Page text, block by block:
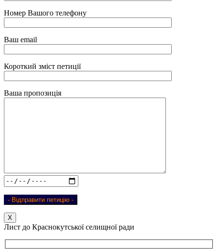
Номер Вашого телефону
Ваш email
Короткий зміст петиції
Ваша пропозиція
Х
Лист до Краснокутської селищної ради